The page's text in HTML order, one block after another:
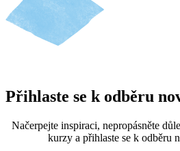
Přihlaste se k odběru
Načerpejte inspiraci, nepropásněte
kurzy a přihlaste se k odběru